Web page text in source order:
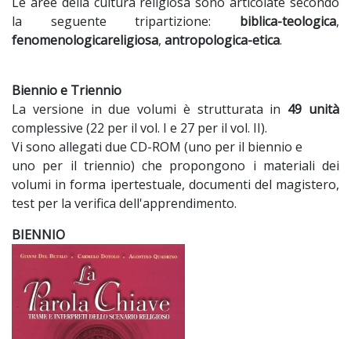
la seguente tripartizione: biblica-teologica,
fenomenologicareligiosa, antropologica-etica.
Biennio e Triennio
La versione in due volumi è strutturata in 49 unità
complessive (22 per il vol. I e 27 per il vol. II).
Vi sono allegati due CD-ROM (uno per il biennio e
uno per il triennio) che propongono i materiali dei
volumi in forma ipertestuale, documenti del magistero,
test per la verifica dell'apprendimento.
BIENNIO